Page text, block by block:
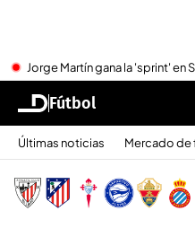
Jorge Martín gana la 'sprint' en
Fútbol
Últimas noticias Mercado de